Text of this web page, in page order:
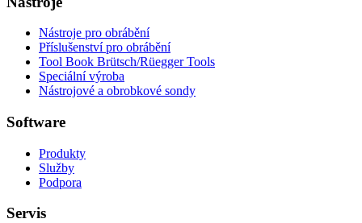
Nástroje pro obrábění
Příslušenství pro obrábění
Tool Book Brütsch/Rüegger Tools
Speciální výroba
Nástrojové a obrobkové sondy
Software
Produkty
Služby
Podpora
Servis